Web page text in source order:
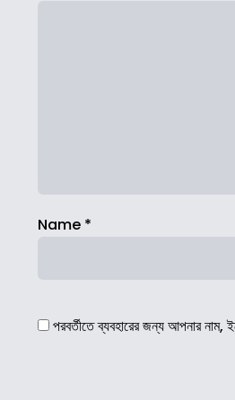
Name *
পরবর্তীতে ব্যবহারের জন্য আপনার নাম,